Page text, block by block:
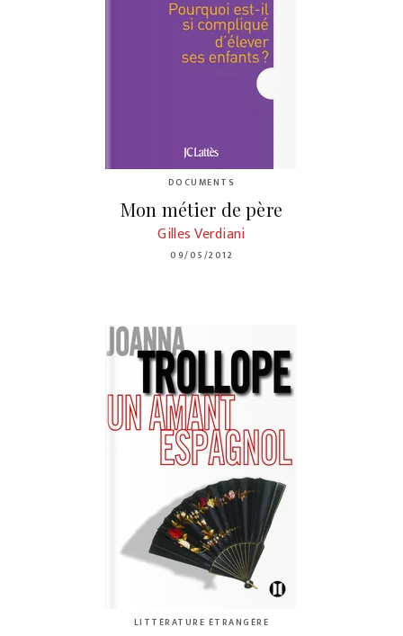
DOCUMENTS
Mon métier de père
Gilles Verdiani
09/05/2012
LITTÉRATURE ÉTRANGÈRE